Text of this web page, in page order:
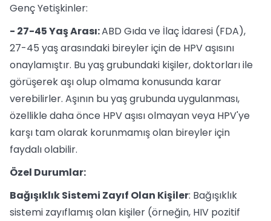
Genç Yetişkinler:
- 27-45 Yaş Arası:ABD Gıda ve İlaç İdaresi (FDA),
27-45 yaş arasındaki bireyler için de HPV aşısını
onaylamıştır. Bu yaş grubundaki kişiler, doktorları ile
görüşerek aşı olup olmama konusunda karar
verebilirler. Aşının bu yaş grubunda uygulanması,
özellikle daha önce HPV aşısı olmayan veya HPV'ye
karşı tam olarak korunmamış olan bireyler için
faydalı olabilir.
Özel Durumlar:
Bağışıklık Sistemi Zayıf Olan Kişiler: Bağışıklık
sistemi zayıflamış olan kişiler (örneğin, HIV pozitif